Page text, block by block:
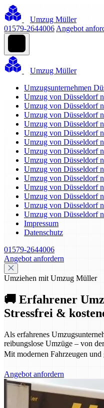
Umzug Müller
01579-2644006 Angebot
Umzug Müller
Umzugsunternehmen
Umzug von Düsseldorf
Umzug von Düsseldorf
Umzug von Düsseldorf
Umzug von Düsseldorf
Umzug von Düsseldorf
Umzug von Düsseldorf
Umzug von Düsseldorf
Umzug von Düsseldorf
Umzug von Düsseldorf
Umzug von Düsseldorf
Umzug von Düsseldorf
Umzug von Düsseldorf
Umzug von Düsseldorf
Umzug von Düsseldorf
Impressum
Datenschutz
01579-2644006
Angebot anfordern
Umziehen mit Umzug Müller
🚚 Erfahrener
Stressfrei &
Als erfahrenes
reibungslose Umzüge – von
Mit modernen Fahrzeugen
Angebot anfordern